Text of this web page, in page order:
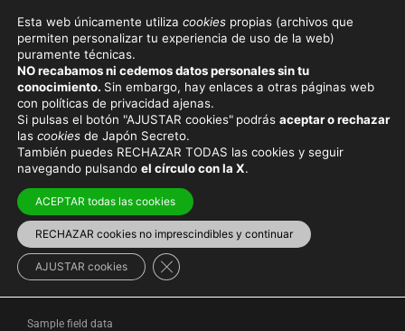
SAMPLE TAG PAGE
TITLE
Viaja con el mejor seguro
Sample field data > Sample field data
Sample field data
Esta web únicamente utiliza cookies propias (archivos que
permiten personalizar tu experiencia de uso de la web)
puramente técnicas.
NO recabamos ni cedemos datos personales sin tu
conocimiento. Sin embargo, hay enlaces a otras páginas web
con políticas de privacidad ajenas.
Si pulsas el botón "AJUSTAR cookies" podrás aceptar o rechazar
las cookies de Japón Secreto.
También puedes RECHAZAR TODAS las cookies y seguir
navegando pulsando el círculo con la X.
ACEPTAR todas las cookies
RECHAZAR cookies no imprescindibles y continuar
AJUSTAR cookies Cerrar el banner de cookies RGPD